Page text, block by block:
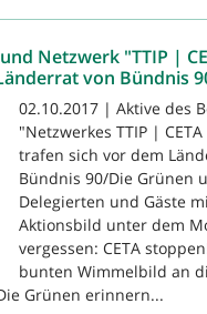
Netzwerk "TTIP |
von Bündnis
02.10.2017 | Aktive des
"Netzwerkes TTIP |
trafen sich vor dem
Bündnis 90/Die Grünen
Delegierten und Gäste
Aktionsbild unter dem
vergessen: CETA
bunten Wimmelbild an
Grünen erinnern...